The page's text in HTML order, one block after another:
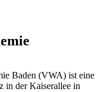
Baden (VWA) ist eine
in der Kaiserallee in